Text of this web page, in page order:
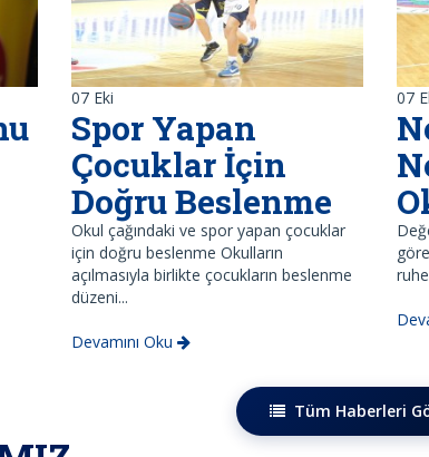
07 Eki
Spor Yapan
Çocuklar İçin
Doğru Beslenme
Okul çağındaki ve spor yapan çocuklar
için doğru beslenme Okulların
açılmasıyla birlikte çocukların beslenme
düzeni...
Devamını Oku
07
Tüm Haberleri